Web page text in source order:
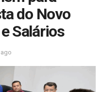
do Novo
Salários